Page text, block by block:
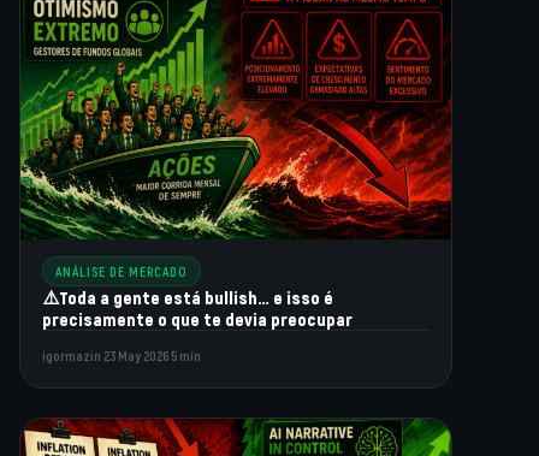
ANÁLISE DE MERCADO
⚠️Toda a gente está bullish… e isso é
precisamente o que te devia preocupar
igormazin 23 May 2026 5 min